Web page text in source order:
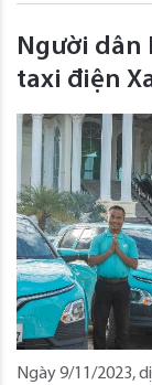
Người
taxi điện
Ngày 9/11/2023,